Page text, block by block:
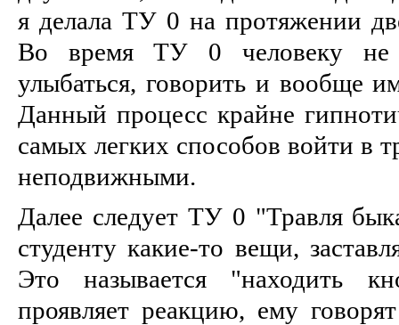
я делала ТУ 0 на протяжении
Во время ТУ 0 человеку не
улыбаться, говорить и вообще
Данный процесс крайне
самых легких способов войти в
неподвижными.
Далее следует ТУ 0 "Травля
студенту какие-то вещи,
Это называется "находить
проявляет реакцию, ему